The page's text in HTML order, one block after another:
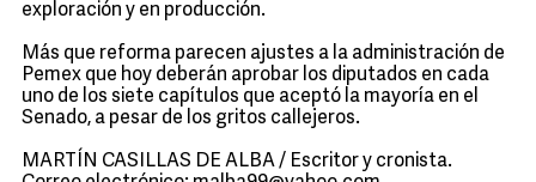
exploración y en producción.
Más que reforma parecen ajustes a la administración de
Pemex que hoy deberán aprobar los diputados en cada
uno de los siete capítulos que aceptó la mayoría en el
Senado, a pesar de los gritos callejeros.
MARTÍN CASILLAS DE ALBA / Escritor y cronista.